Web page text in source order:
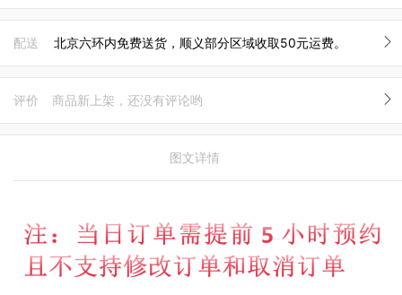
配送 北京六环内免费送货，顺义部分区域收取50元运费。
评价 商品新上架，还没有评论哟
图文详情